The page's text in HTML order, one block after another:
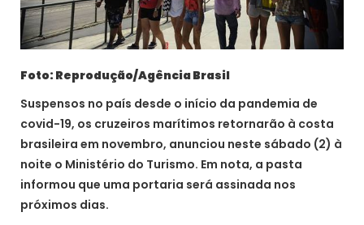
Foto: Reprodução/Agência Brasil
Suspensos no país desde o início da pandemia de
covid-19, os cruzeiros marítimos retornarão à costa
brasileira em novembro, anunciou neste sábado (2) à
noite o Ministério do Turismo. Em nota, a pasta
informou que uma portaria será assinada nos
próximos dias.